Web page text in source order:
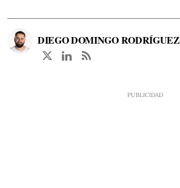
DIEGO DOMINGO RODRÍGUEZ